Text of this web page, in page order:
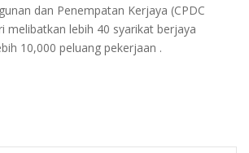
dan Penempatan Kerjaya (CPDC
melibatkan lebih 40 syarikat berjaya
10,000 peluang pekerjaan .